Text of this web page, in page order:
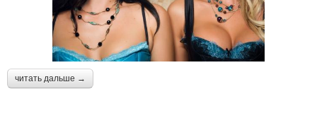
читать дальше →